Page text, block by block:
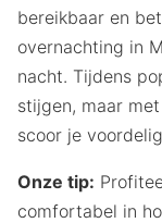
bereikbaar en
overnachting in
nacht. Tijdens
stijgen, maar
scoor je
Onze tip:
comfortabel in